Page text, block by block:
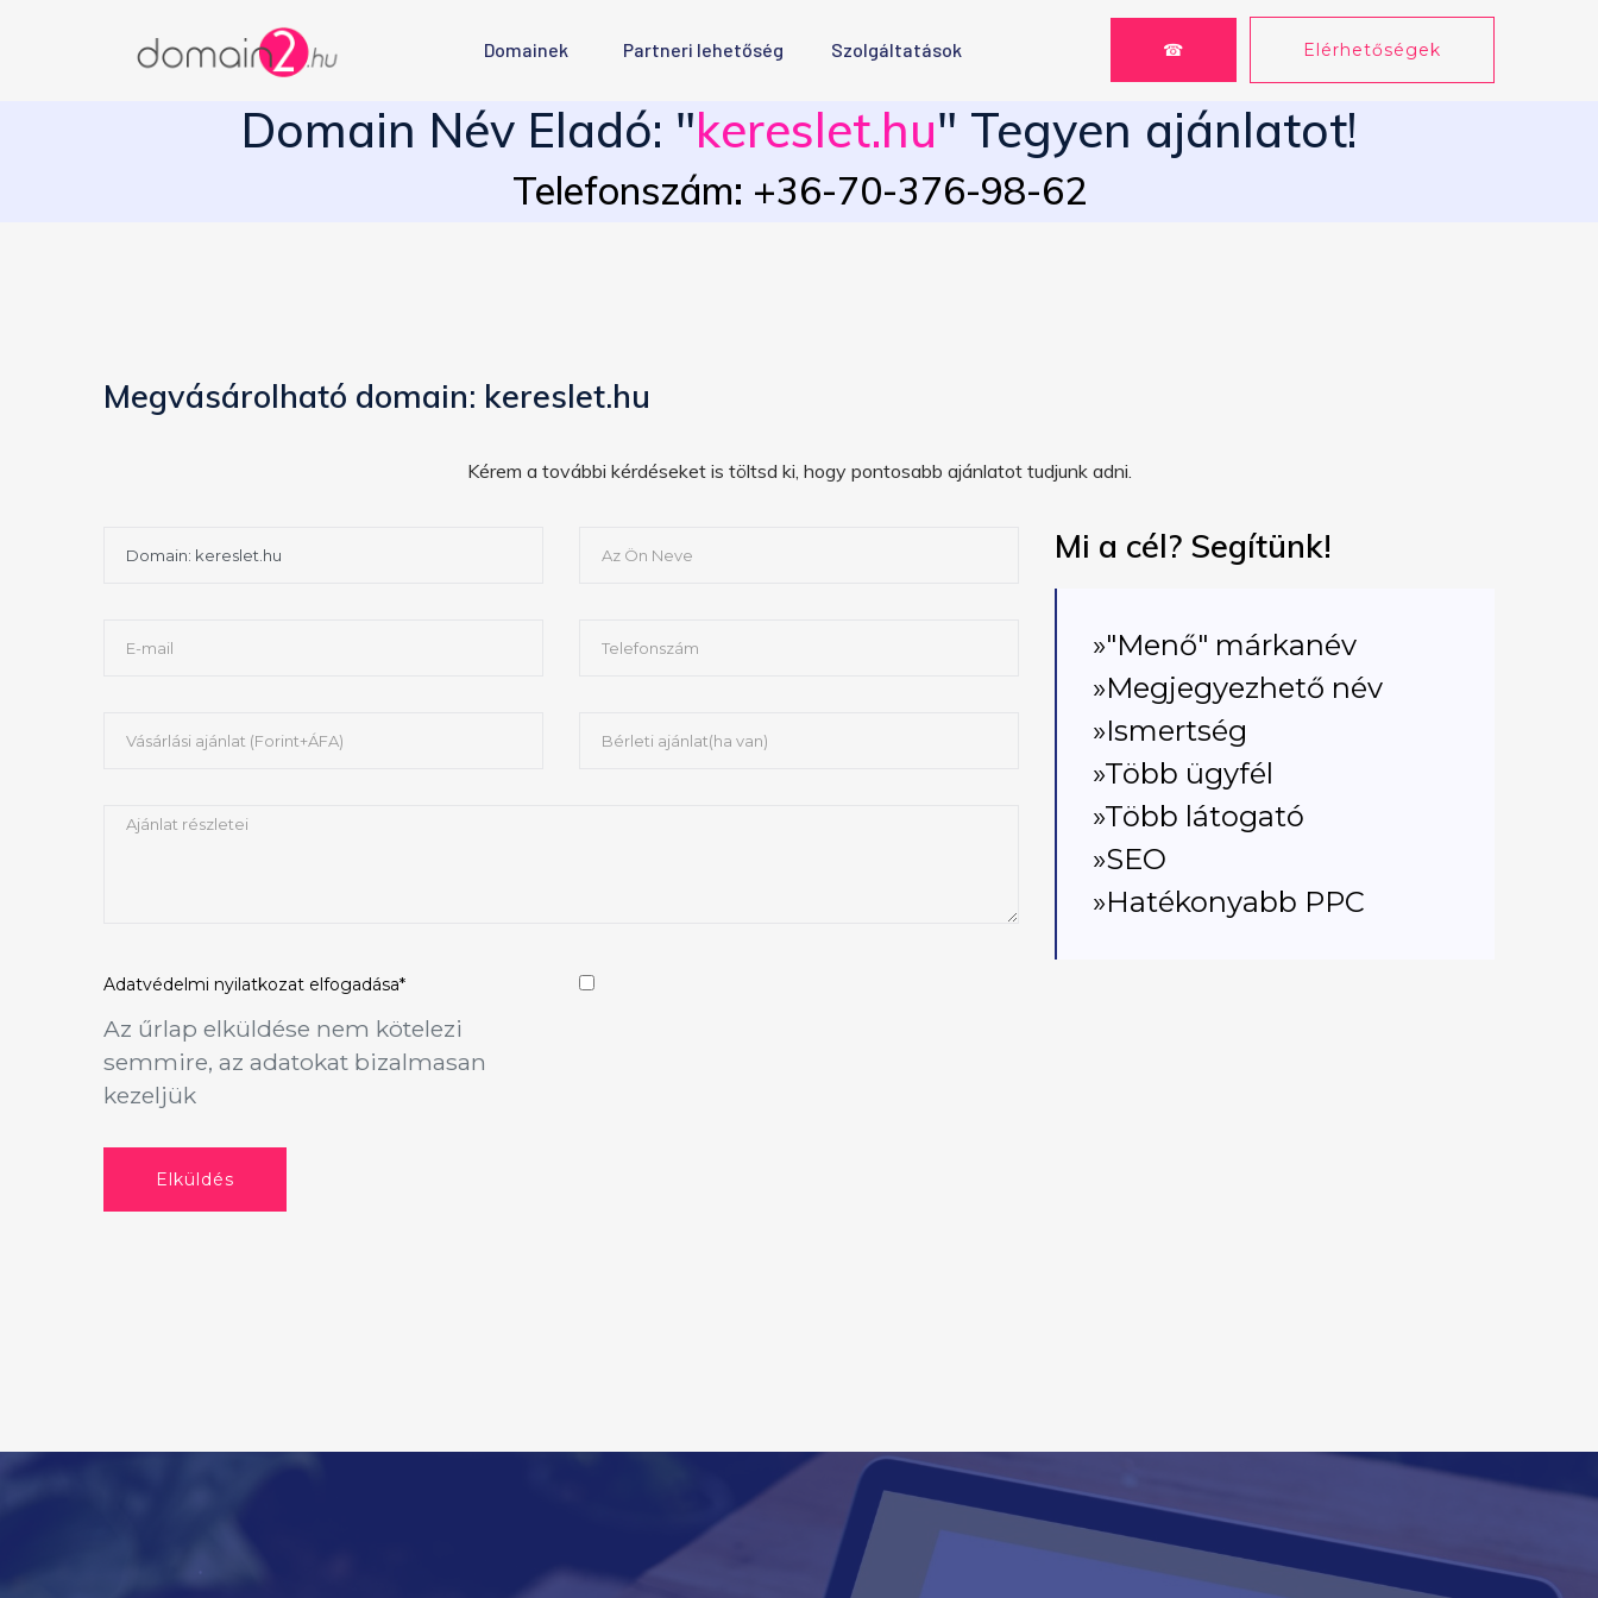
Domainek Partneri lehetőség Szolgáltatások ☎ Elérhetőségek
Domain Név Eladó: "kereslet.hu" Tegyen ajánlatot!
Telefonszám: +36-70-376-98-62
Megvásárolható domain: kereslet.hu
Kérem a további kérdéseket is töltsd ki, hogy pontosabb ajánlatot tudjunk adni.
Adatvédelmi nyilatkozat elfogadása*
Az űrlap elküldése nem kötelezi
semmire, az adatokat bizalmasan
kezeljük
Elküldés
Mi a cél? Segítünk!
»"Menő" márkanév
»Megjegyezhető név
»Ismertség
»Több ügyfél
»Több látogató
»SEO
»Hatékonyabb PPC